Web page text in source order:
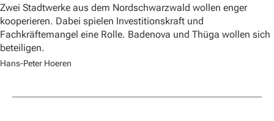
Zwei Stadtwerke aus dem Nordschwarzwald wollen enger
kooperieren. Dabei spielen Investitionskraft und
Fachkräftemangel eine Rolle. Badenova und Thüga wollen sich
beteiligen.
Hans-Peter Hoeren